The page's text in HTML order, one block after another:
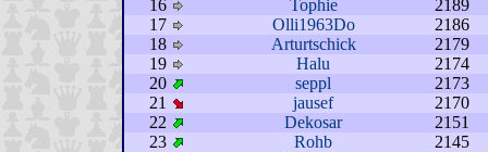
16
Tophie
2189
17
Olli1963Do
2186
18
Arturtschick
2179
19
Halu
2174
20
seppl
2173
21
jausef
2170
22
Dekosar
2151
23
Rohb
2145